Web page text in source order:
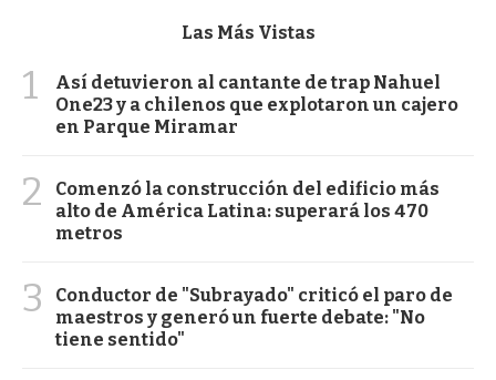
Las Más Vistas
1
Así detuvieron al cantante de trap Nahuel
One23 y a chilenos que explotaron un cajero
en Parque Miramar
2
Comenzó la construcción del edificio más
alto de América Latina: superará los 470
metros
3
Conductor de "Subrayado" criticó el paro de
maestros y generó un fuerte debate: "No
tiene sentido"